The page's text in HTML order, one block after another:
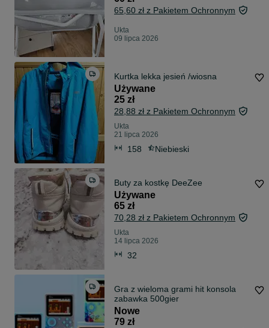
65,60 zł z Pakietem Ochronnym
Ukta
09 lipca 2026
Kurtka lekka jesień /wiosna
Używane
25 zł
28,88 zł z Pakietem Ochronnym
Ukta
21 lipca 2026
158 Niebieski
Buty za kostkę DeeZee
Używane
65 zł
70,28 zł z Pakietem Ochronnym
Ukta
14 lipca 2026
32
Gra z wieloma grami hit konsola
zabawka 500gier
Nowe
79 zł